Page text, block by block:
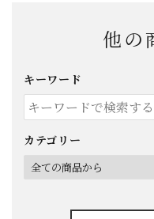
他の
キーワード
カテゴリー